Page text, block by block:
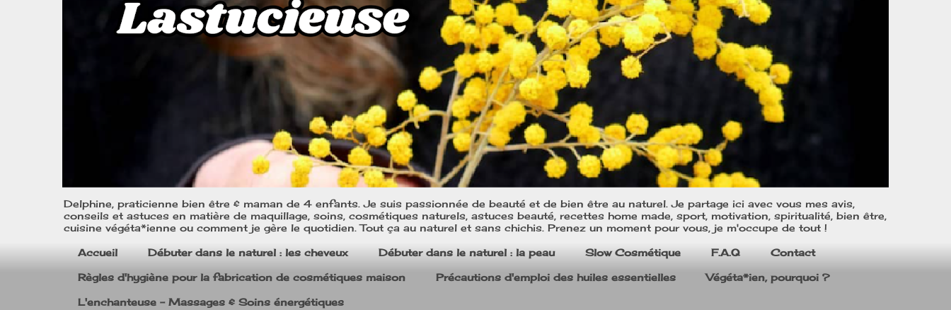
Delphine, praticienne bien être & maman de 4 enfants. Je suis passionnée de beauté et de bien être au naturel. Je partage ici avec vous mes avis,
conseils et astuces en matière de maquillage, soins, cosmétiques naturels, astuces beauté, recettes home made, sport, motivation, spiritualité, bien être,
cuisine végéta*ienne ou comment je gère le quotidien. Tout ça au naturel et sans chichis. Prenez un moment pour vous, je m'occupe de tout !
Accueil Débuter dans le naturel : les cheveux Débuter dans le naturel : la peau Slow Cosmétique F.A.Q Contact
Règles d'hygiène pour la fabrication de cosmétiques maison Précautions d'emploi des huiles essentielles Végéta*ien, pourquoi ?
L'enchanteuse - Massages & Soins énergétiques